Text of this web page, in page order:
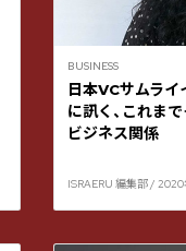
BUSINESS
日本VCサムラ
に訊く、これま
ビジネス関係
ISRAERU 編集部 / 2020